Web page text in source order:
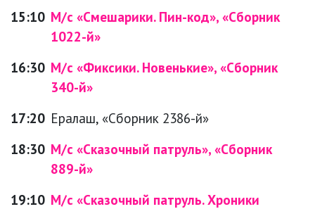
15:10 М/с «Смешарики. Пин-код», «Сборник
1022-й»
16:30 М/с «Фиксики. Новенькие», «Сборник
340-й»
17:20 Ералаш, «Сборник 2386-й»
18:30 М/с «Сказочный патруль», «Сборник
889-й»
19:10 М/с «Сказочный патруль. Хроники